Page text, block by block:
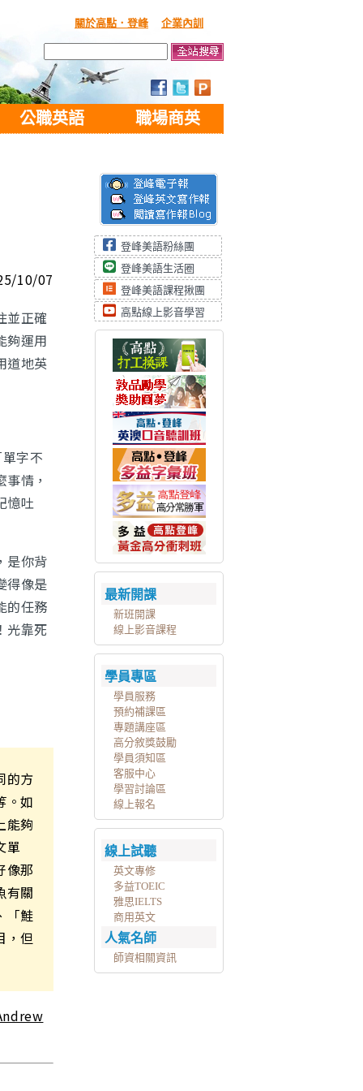
關於高點．登峰 企業內訓
公職英語 職場商英
登峰美語粉絲團
登峰美語生活圈
登峰美語課程揪團
高點線上影音學習
最新開課
新班開課
線上影音課程
學員專區
學員服務
預約補課區
專題講座區
高分敘獎鼓勵
學員須知區
客服中心
學習討論區
線上報名
線上試聽
英文專修
多益TOEIC
雅思IELTS
商用英文
人氣名師
師資相關資訊
10/07
並正確
夠運用
道地英
字不
情，
憶吐
是你背
得像是
的任務
光靠死
的方
。如
能夠
單
像那
有關
「鮭
，但